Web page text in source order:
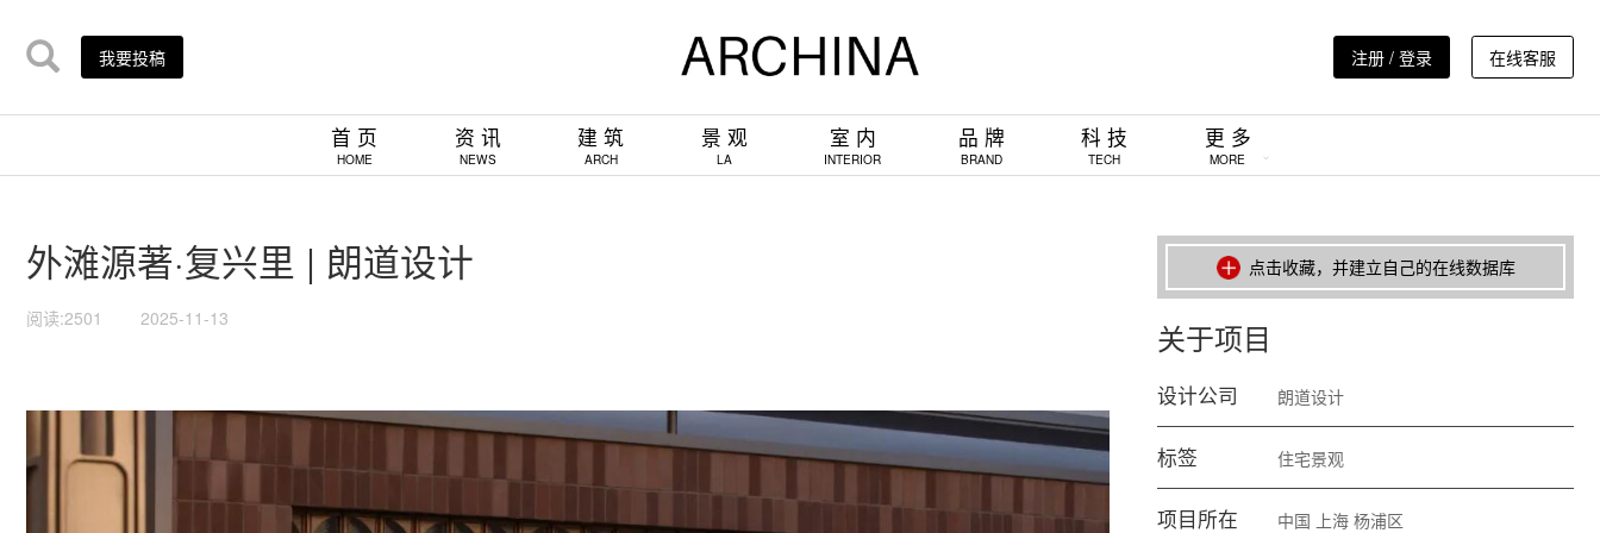
我要投稿 注册 / 登录 在线客服
首 页
HOME
资 讯
NEWS
建 筑
ARCH
景 观
LA
室 内
INTERIOR
品 牌
BRAND
科 技
TECH
更 多
MORE
外滩源著·复兴里 | 朗道设计
阅读:2501 2025-11-13
点击收藏，并建立自己的在线数据库
关于项目
设计公司 朗道设计
标签 住宅景观
项目所在 中国 上海 杨浦区